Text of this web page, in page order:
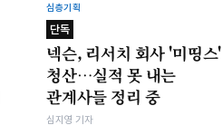
심층기획
단독
넥슨, 리서치 회사 '미띵스'
청산…실적 못 내는
관계사들 정리 중
심지영 기자